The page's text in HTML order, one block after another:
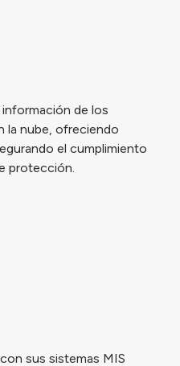
información de los
la nube, ofreciendo
el cumplimiento
protección.
sus sistemas MIS